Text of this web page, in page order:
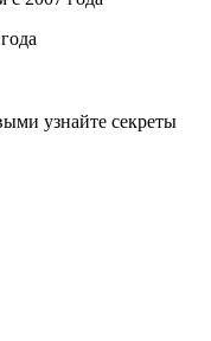
узнайте секреты